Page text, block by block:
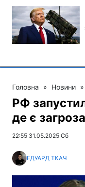
Головна » Новини »
РФ
де є
22:55 31.05.2025 Сб
ЕДУАРД ТКАЧ